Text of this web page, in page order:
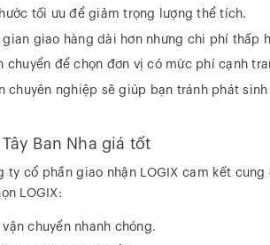
tối ưu để giảm trọng lượng thể tích.
giao hàng dài hơn nhưng chi phí thấp
để chọn đơn vị có mức phí cạnh
chuyên nghiệp sẽ giúp bạn tránh phát
Ban Nha giá tốt
cổ phần giao nhận LOGIX cam kết
LOGIX:
chuyển nhanh chóng.